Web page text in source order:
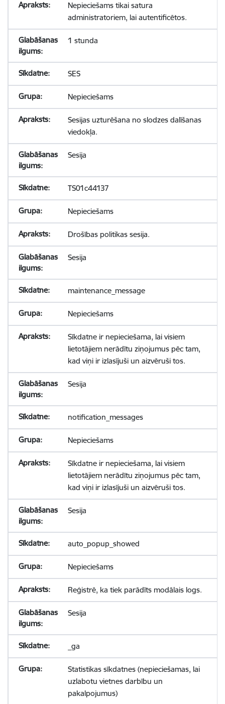
Nepieciešams tikai satura
administratoriem, lai autentificētos.
1 stunda
SES
Nepieciešams
Sesijas uzturēšana no slodzes dalīšanas
viedokļa.
Sesija
TS01c44137
Nepieciešams
Drošības politikas sesija.
Sesija
maintenance_message
Nepieciešams
Sīkdatne ir nepieciešama, lai visiem
lietotājiem nerādītu ziņojumus pēc tam,
kad viņi ir izlasījuši un aizvēruši tos.
Sesija
notification_messages
Nepieciešams
Sīkdatne ir nepieciešama, lai visiem
lietotājiem nerādītu ziņojumus pēc tam,
kad viņi ir izlasījuši un aizvēruši tos.
Sesija
auto_popup_showed
Nepieciešams
Reģistrē, ka tiek parādīts modālais logs.
Sesija
_ga
Statistikas sīkdatnes (nepieciešamas, lai
uzlabotu vietnes darbību un
pakalpojumus)